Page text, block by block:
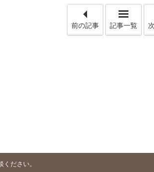
前の記事 記事一覧
ださい。